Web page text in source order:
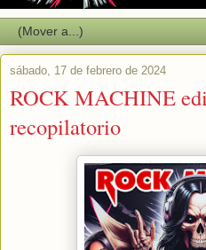
sábado, 17 de febrero de 2024
ROCK MACHINE
recopilatorio